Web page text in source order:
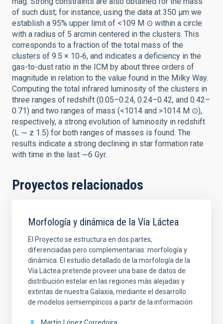
of such dust; for instance, using the data at 350 μm we
establish a 95% upper limit of <109 M ⊙ within a circle
with a radius of 5 arcmin centered in the clusters. This
corresponds to a fraction of the total mass of the
clusters of 9.5 × 10‑6, and indicates a deficiency in the
gas-to-dust ratio in the ICM by about three orders of
magnitude in relation to the value found in the Milky Way.
Computing the total infrared luminosity of the clusters in
three ranges of redshift (0.05–0.24, 0.24–0.42, and 0.42–
0.71) and two ranges of mass (<1014 and >1014 M ⊙),
respectively, a strong evolution of luminosity in redshift
(L ∼ z 1.5) for both ranges of masses is found. The
results indicate a strong declining in star formation rate
with time in the last ∼6 Gyr.
Proyectos relacionados
Morfología y dinámica de la Vía Láctea
El Proyecto se estructura en dos partes,
diferenciadas pero complementarias: morfología y
dinámica. El estudio detallado de la morfología de la
Vía Láctea pretende proveer una base de datos de
distribución estelar en las regiones más alejadas y
extintas de nuestra Galaxia, mediante el desarrollo
de modelos semiempíricos a partir de la información